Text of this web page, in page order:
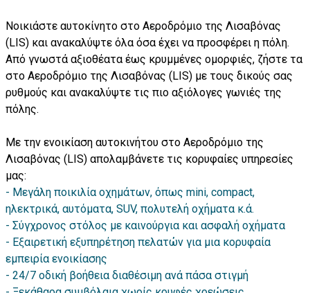
Νοικιάστε αυτοκίνητο στο Αεροδρόμιο της Λισαβόνας
(LIS) και ανακαλύψτε όλα όσα έχει να προσφέρει η πόλη.
Από γνωστά αξιοθέατα έως κρυμμένες ομορφιές, ζήστε τα
στο Αεροδρόμιο της Λισαβόνας (LIS) με τους δικούς σας
ρυθμούς και ανακαλύψτε τις πιο αξιόλογες γωνιές της
πόλης.
Με την ενοικίαση αυτοκινήτου στο Αεροδρόμιο της
Λισαβόνας (LIS) απολαμβάνετε τις κορυφαίες υπηρεσίες
μας:
Μεγάλη ποικιλία οχημάτων, όπως mini, compact,
ηλεκτρικά, αυτόματα, SUV, πολυτελή οχήματα κ.ά.
Σύγχρονος στόλος με καινούργια και ασφαλή οχήματα
Εξαιρετική εξυπηρέτηση πελατών για μια κορυφαία
εμπειρία ενοικίασης
24/7 οδική βοήθεια διαθέσιμη ανά πάσα στιγμή